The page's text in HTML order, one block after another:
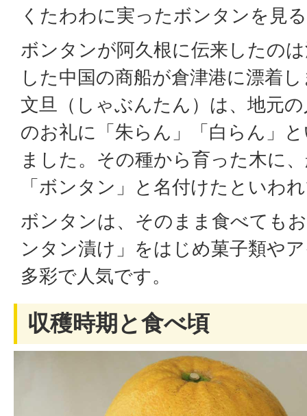
くたわわに実ったボンタンを見
ボンタンが阿久根に伝来したの
した中国の商船が倉津港に漂着
文旦（しゃぶんたん）は、地元
のお礼に「朱らん」「白らん」
ました。その種から育った木に
「ボンタン」と名付けたといわ
ボンタンは、そのまま食べても
ンタン漬け」をはじめ菓子類や
多彩で人気です。
収穫時期と食べ頃